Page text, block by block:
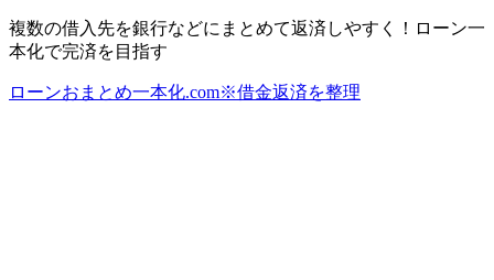
複数の借入先を銀行などにまとめて返済しやすく！ローン一
本化で完済を目指す
ローンおまとめ一本化.com※借金返済を整理